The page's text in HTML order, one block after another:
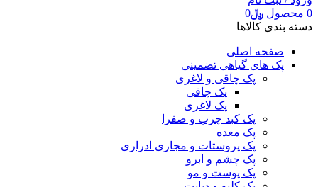
0 محصول ﷼0
دسته بندی کالاها
صفحه اصلی
پک های گیاهی تضمینی
پک چاقی و لاغری
پک چاقی
پک لاغری
پک کبد چرب و صفرا
پک معده
پک پروستات و مجاری ادراری
پک چشم و ابرو
پک پوست و مو